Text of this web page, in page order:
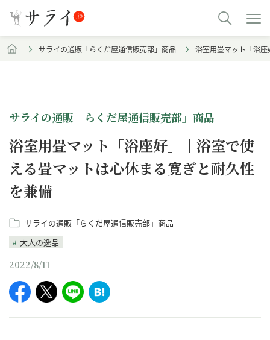
サライの通販「らくだ屋通信販売部」商品 浴室用畳マット「浴
サライの通販「らくだ屋通信販売部」商品
浴室用畳マット「浴座好」｜浴室で使
える畳マットは心休まる寛ぎと耐久性
を兼備
サライの通販「らくだ屋通信販売部」商品
大人の逸品
2022/8/11